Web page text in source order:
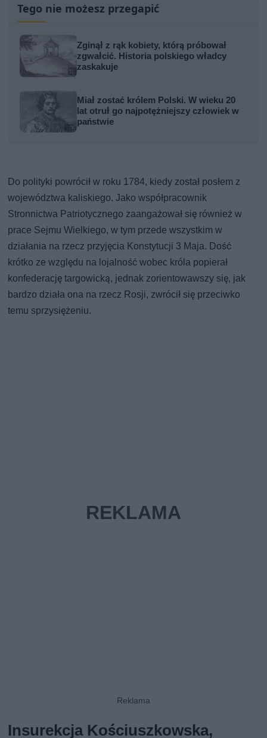
Tego nie możesz przegapić
Zginął z rąk kobiety, którą próbował
zgwałcić. Historia polskiego władcy
zaskakuje
Miał zostać królem Polski. W wieku 20
lat otruł go najpotężniejszy człowiek w
państwie
Do polityki powrócił w roku 1784, kiedy został posłem z
województwa kaliskiego. Jako współpracownik
Stronnictwa Patriotycznego zaangażował się również w
prace Sejmu Wielkiego, w tym przede wszystkim w
działania na rzecz przyjęcia Konstytucji 3 Maja. Dość
krótko ze względu na lojalność wobec króla popierał
konfederację targowicką, jednak zorientowawszy się, jak
bardzo działa ona na rzecz Rosji, zwrócił się przeciwko
temu sprzysiężeniu.
Insurekcja Kościuszkowska,